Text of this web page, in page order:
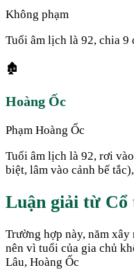
Không phạm
Tuổi âm lịch là 92, chia 9
🏚️
Hoàng Ốc
Phạm Hoàng Ốc
Tuổi âm lịch là 92, rơi
biệt, lâm vào cảnh bế
Luận giải từ Cổ
Trường hợp này, năm
nên vì tuổi của gia chủ
Lâu, Hoàng Ốc